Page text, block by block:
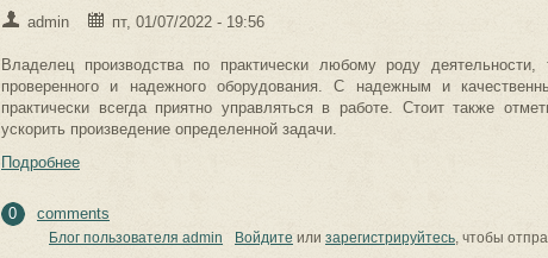
admin пт, 01/07/2022 - 19:56
Владелец производства по практически любому роду
проверенного и надежного оборудования. С надежным и
практически всегда приятно управляться в работе. Стоит также
ускорить произведение определенной задачи.
Подробнее
0 comments
Блог пользователя admin Войдите или зарегистрируйтесь, чтобы